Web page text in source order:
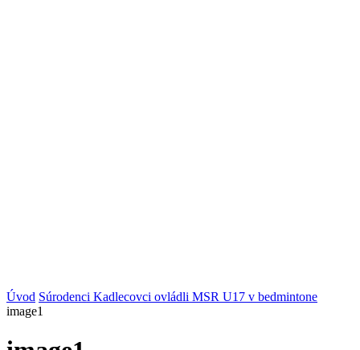
Úvod Súrodenci Kadlecovci ovládli MSR U17 v bedmintone
image1